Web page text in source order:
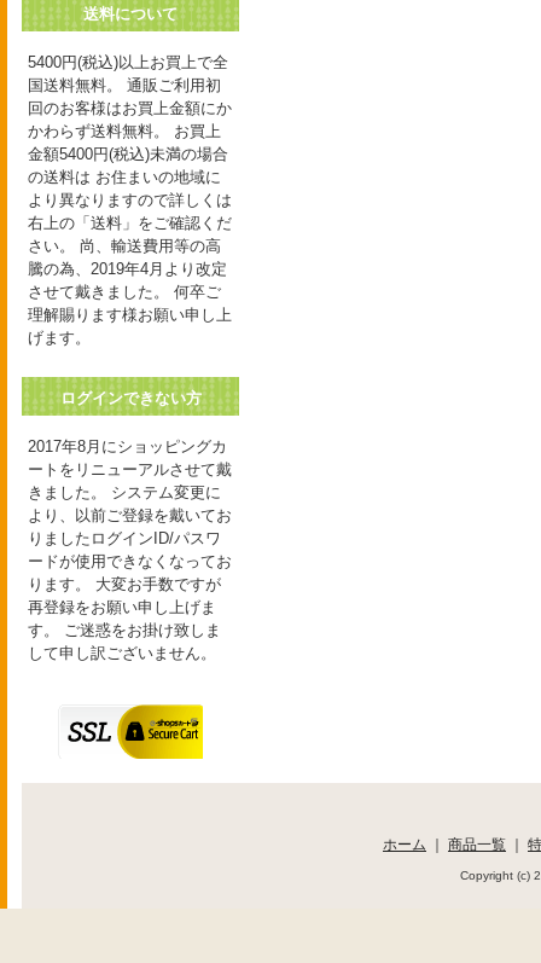
送料について
5400円(税込)以上お買上で全
国送料無料。 通販ご利用初
回のお客様はお買上金額にか
かわらず送料無料。 お買上
金額5400円(税込)未満の場合
の送料は お住まいの地域に
より異なりますので詳しくは
右上の「送料」をご確認くだ
さい。 尚、輸送費用等の高
騰の為、2019年4月より改定
させて戴きました。 何卒ご
理解賜ります様お願い申し上
げます。
ログインできない方
2017年8月にショッピングカ
ートをリニューアルさせて戴
きました。 システム変更に
より、以前ご登録を戴いてお
りましたログインID/パスワ
ードが使用できなくなってお
ります。 大変お手数ですが
再登録をお願い申し上げま
す。 ご迷惑をお掛け致しま
して申し訳ございません。
ホーム ｜ 商品一覧 ｜
Copyright (c)